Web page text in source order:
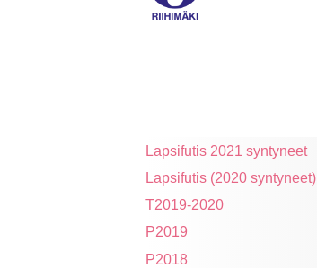
Lapsifutis 2021 syntyneet
Lapsifutis (2020 syntyneet)
T2019-2020
P2019
P2018